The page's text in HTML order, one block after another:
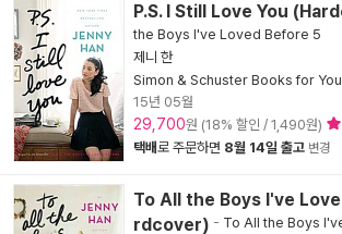
P.S. I Still Love You
the Boys I've Loved Before 5
제니 한
Simon & Schuster Books for
15년 05월
29,700원 (18% 할인 / 1,490원)
택배로 주문하면 8월 14일 출고 변경
To All the Boys I've
rdcover) - To All the Boys